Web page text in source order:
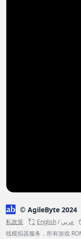
© AgileByte 2024
私政策
English/عربي
线模拟器服务，所有游戏